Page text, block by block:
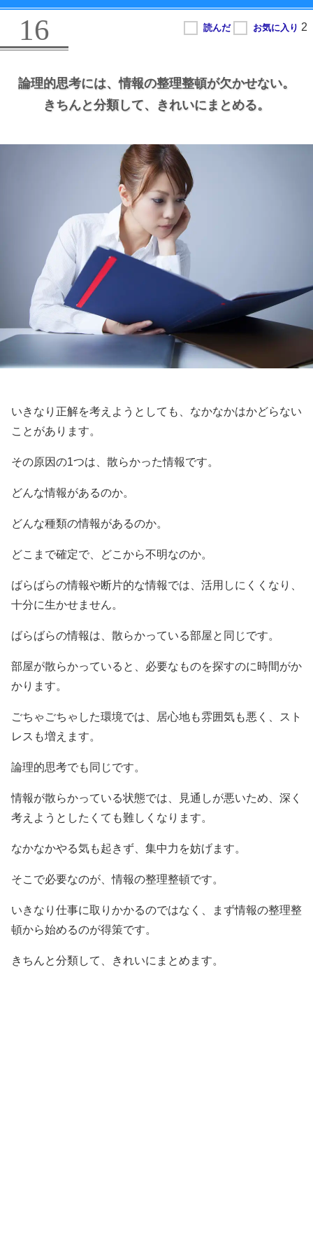
16
論理的思考には、情報の整理整頓が欠かせない。
きちんと分類して、 きれいにまとめる。
いきなり正解を考えようとしても、なかなかはかどらない
ことがあります。
その原因の1つは、散らかった情報です。
どんな情報があるのか。
どんな種類の情報があるのか。
どこまで確定で、どこから不明なのか。
ばらばらの情報や断片的な情報では、活用しにくくなり、
十分に生かせません。
ばらばらの情報は、散らかっている部屋と同じです。
部屋が散らかっていると、必要なものを探すのに時間がか
かります。
ごちゃごちゃした環境では、居心地も雰囲気も悪く、スト
レスも増えます。
論理的思考でも同じです。
情報が散らかっている状態では、見通しが悪いため、深く
考えようとしたくても難しくなります。
なかなかやる気も起きず、集中力を妨げます。
そこで必要なのが、情報の整理整頓です。
いきなり仕事に取りかかるのではなく、まず情報の整理整
頓から始めるのが得策です。
きちんと分類して、きれいにまとめます。